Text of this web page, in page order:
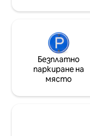
Безплатно
паркиране на
място